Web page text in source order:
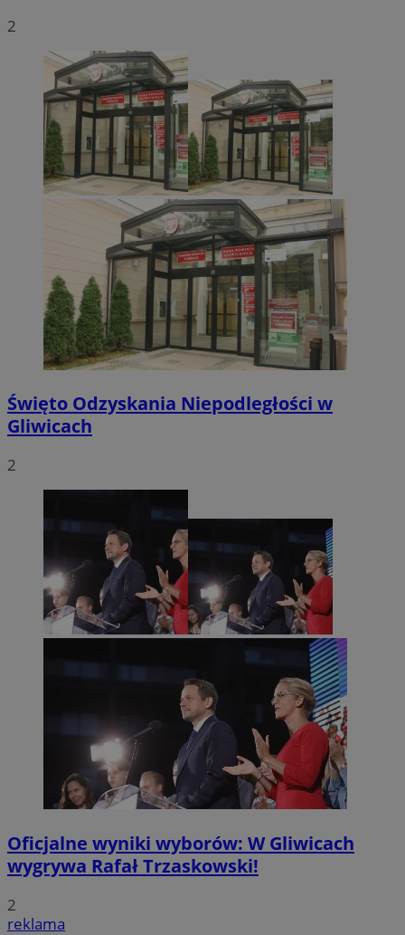
2
Święto Odzyskania Niepodległości w
Gliwicach
2
Oficjalne wyniki wyborów: W Gliwicach
wygrywa Rafał Trzaskowski!
2
reklama